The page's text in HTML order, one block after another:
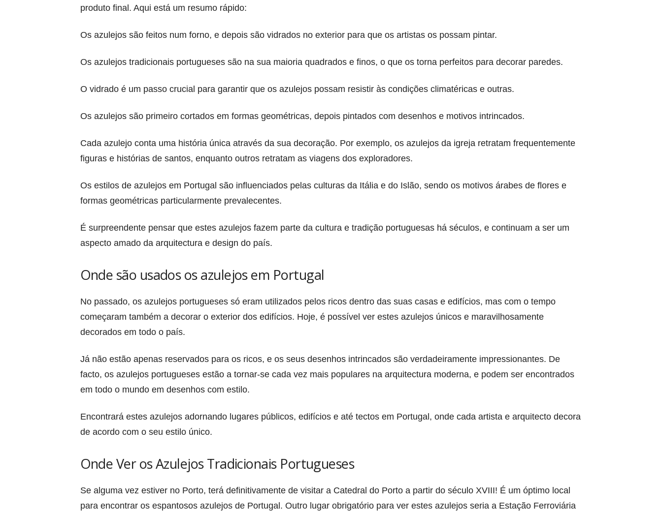
produto final. Aqui está um resumo rápido:
Os azulejos são feitos num forno, e depois são vidrados no exterior para que os artistas os possam pintar.
Os azulejos tradicionais portugueses são na sua maioria quadrados e finos, o que os torna perfeitos para decorar paredes.
O vidrado é um passo crucial para garantir que os azulejos possam resistir às condições climatéricas e outras.
Os azulejos são primeiro cortados em formas geométricas, depois pintados com desenhos e motivos intrincados.
Cada azulejo conta uma história única através da sua decoração. Por exemplo, os azulejos da igreja retratam frequentemente
figuras e histórias de santos, enquanto outros retratam as viagens dos exploradores.
Os estilos de azulejos em Portugal são influenciados pelas culturas da Itália e do Islão, sendo os motivos árabes de flores e
formas geométricas particularmente prevalecentes.
É surpreendente pensar que estes azulejos fazem parte da cultura e tradição portuguesas há séculos, e continuam a ser um
aspecto amado da arquitectura e design do país.
Onde são usados os azulejos em Portugal
No passado, os azulejos portugueses só eram utilizados pelos ricos dentro das suas casas e edifícios, mas com o tempo
começaram também a decorar o exterior dos edifícios. Hoje, é possível ver estes azulejos únicos e maravilhosamente
decorados em todo o país.
Já não estão apenas reservados para os ricos, e os seus desenhos intrincados são verdadeiramente impressionantes. De
facto, os azulejos portugueses estão a tornar-se cada vez mais populares na arquitectura moderna, e podem ser encontrados
em todo o mundo em desenhos com estilo.
Encontrará estes azulejos adornando lugares públicos, edifícios e até tectos em Portugal, onde cada artista e arquitecto decora
de acordo com o seu estilo único.
Onde Ver os Azulejos Tradicionais Portugueses
Se alguma vez estiver no Porto, terá definitivamente de visitar a Catedral do Porto a partir do século XVIII! É um óptimo local
para encontrar os espantosos azulejos de Portugal. Outro lugar obrigatório para ver estes azulejos seria a Estação Ferroviária